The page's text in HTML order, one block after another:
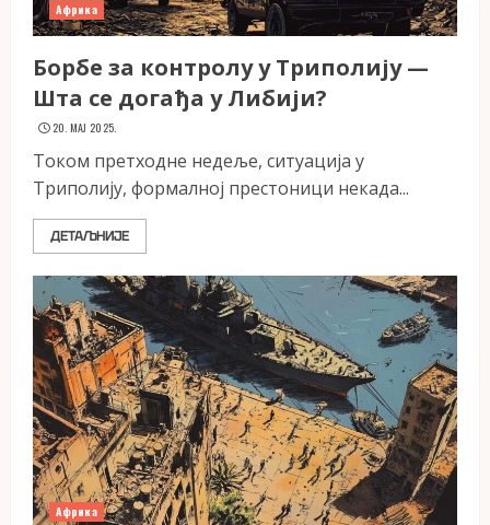
Африка
Борбе за контролу у Триполију —
Шта се догађа у Либији?
20. МАЈ 2025.
Током претходне недеље, ситуација у
Триполију, формалној престоници некада...
ДЕТАЉНИЈЕ
Африка